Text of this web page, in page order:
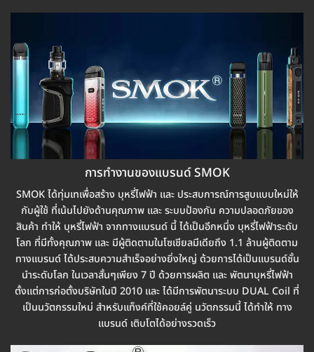
การทำงานของแบรนด์ SMOK
SMOK ได้ทุ่มเทเพื่อสร้าง บุหรี่ไฟฟ้า และ ประสบการณ์การสูบแบบใหม่ให้
กับผู้ใช้ ที่เน้นไปยังด้านคุณภาพ และ ระบบป้องกัน ความปลอดภัยของ
สินค้า ทำให้ บุหรี่ไฟฟ้า จากทางแบรนด์ นี้ ได้เป็นอีกหนึ่ง บุหรี่ไฟฟ้าระดับ
โลก ที่มีทั้งคุณภาพ และ มีผู้ติดตามในโซเชียลมีเดียถึง 1.1 ล้านผู้ติดตาม
ทางแบรนด์ ได้ประสบความสำเร็จอย่างยิ่งใหญ่ ด้วยการได้เป็นแบรนด์ชั้น
นำระดับโลก ในเวลาสั้นๆเพียง 7 ปี ด้วยการผลิต และ พัตนาบุหรี่ไฟฟ้า
ตั้งแต่การก่อตั้งบริษัทในปี 2010 และ ได้มีการพัตนาระบบ DUAL Coil ที่
เป็นนวัตกรรมใหม่ สำหรับแท็งค์ที่ใช้คอยล์คู่ นวัตกรรมนี้ ได้ทำให้ ทาง
แบรนด์ เติบโตได้อย่างรวดเร็ว